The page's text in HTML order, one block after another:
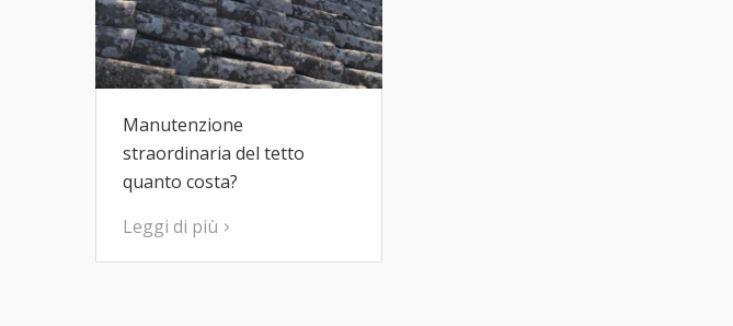
Manutenzione
straordinaria del tetto
quanto costa?
Leggi di più